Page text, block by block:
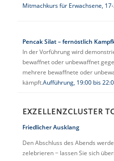
Mitmachkurs für Erwachsene,
Pencak Silat – fernöstlich
In der Vorführung wird
bewaffnet oder unbewaffnet
mehrere bewaffnete oder
kämpft.Aufführung, 19:00 bis
EXZELLENZCLUSTER
Friedlicher Ausklang
Den Abschluss des Abends
zelebrieren − lassen Sie sich